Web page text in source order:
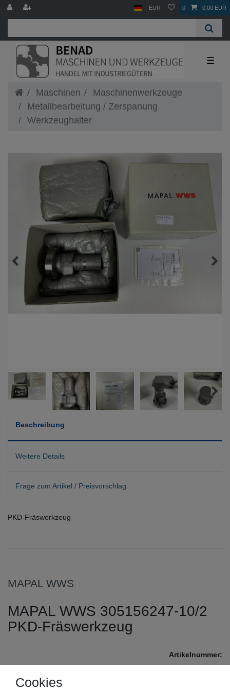
EUR 0 0,00 EUR
☰
Maschinen
Maschinenwerkzeuge
Metallbearbeitung / Zerspanung
Werkzeughalter
Beschreibung
Weitere Details
Frage zum Artikel / Preisvorschlag
PKD-Fräswerkzeug
MAPAL WWS
MAPAL WWS 305156247-10/2
PKD-Fräswerkzeug
Artikelnummer:
Cookies